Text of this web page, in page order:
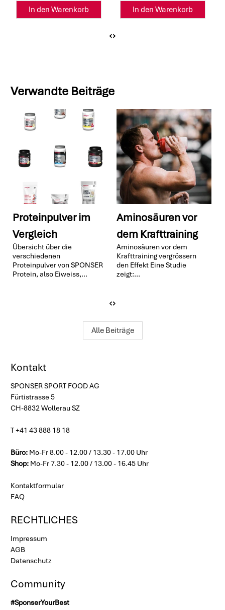
‹›
Verwandte Beiträge
Aminosäuren vor
dem Krafttraining
Aminosäuren vor dem
Krafttraining vergrössern
den Effekt Eine Studie
zeigt:...
Beta-Alanin fördert
Kraft und
Kraftausdauer
Beta-Alanin fördert Kraft
und Kraftausdauer - Studie
‹›
Alle Beiträge
Kontakt
SPONSER SPORT FOOD AG
Fürtistrasse 5
CH-8832 Wollerau SZ
T +41 43 888 18 18
Büro: Mo-Fr 8.00 - 12.00 / 13.30 - 17.00 Uhr
Shop: Mo-Fr 7.30 - 12.00 / 13.00 - 16.45 Uhr
Kontaktformular
FAQ
RECHTLICHES
Impressum
AGB
Datenschutz
Community
#SponserYourBest